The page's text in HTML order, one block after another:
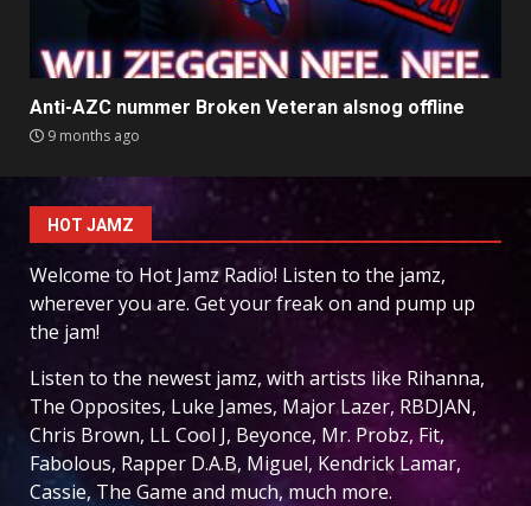
Anti-AZC nummer Broken Veteran alsnog offline
9 months ago
HOT JAMZ
Welcome to Hot Jamz Radio! Listen to the jamz,
wherever you are. Get your freak on and pump up
the jam!
Listen to the newest jamz, with artists like Rihanna,
The Opposites, Luke James, Major Lazer, RBDJAN,
Chris Brown, LL Cool J, Beyonce, Mr. Probz, Fit,
Fabolous, Rapper D.A.B, Miguel, Kendrick Lamar,
Cassie, The Game and much, much more.